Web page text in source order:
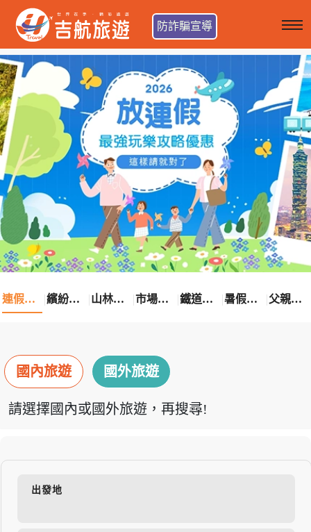
防詐騙宣導
連假卡位趣 繽紛花漾季 山林輕旅行 市場最低價 鐵道觀光之旅 暑假熱賣中 父親節優惠
國內旅遊 國外旅遊
請選擇國內或國外旅遊，再搜尋!
出發地